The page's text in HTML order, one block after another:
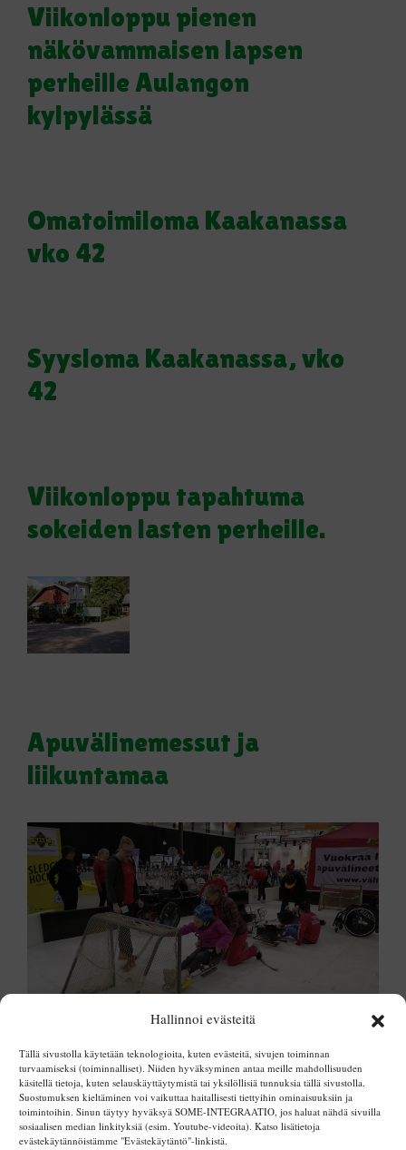
Hallinnoi evästeitä
Tällä sivustolla käytetään teknologioita, kuten evästeitä, sivujen toiminnan
turvaamiseksi (toiminnalliset). Niiden hyväksyminen antaa meille mahdollisuuden
käsitellä tietoja, kuten selauskäyttäytymistä tai yksilöllisiä tunnuksia tällä sivustolla.
Suostumuksen kieltäminen voi vaikuttaa haitallisesti tiettyihin ominaisuuksiin ja
toimintoihin. Sinun täytyy hyväksyä SOME-INTEGRAATIO, jos haluat nähdä sivuilla
sosiaalisen median linkityksiä (esim. Youtube-videoita). Katso lisätietoja
evästekäytännöistämme "Evästekäytäntö"-linkistä.
Viikonloppu pienen
näkövammaisen lapsen
perheille Aulangon
kylpylässä
Omatoimiloma Kaakanassa
vko 42
Syysloma Kaakanassa, vko
42
Viikonloppu tapahtuma
sokeiden lasten perheille.
Apuvälinemessut ja
liikuntamaa
Villa Hauki